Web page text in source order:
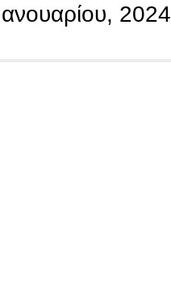
2024